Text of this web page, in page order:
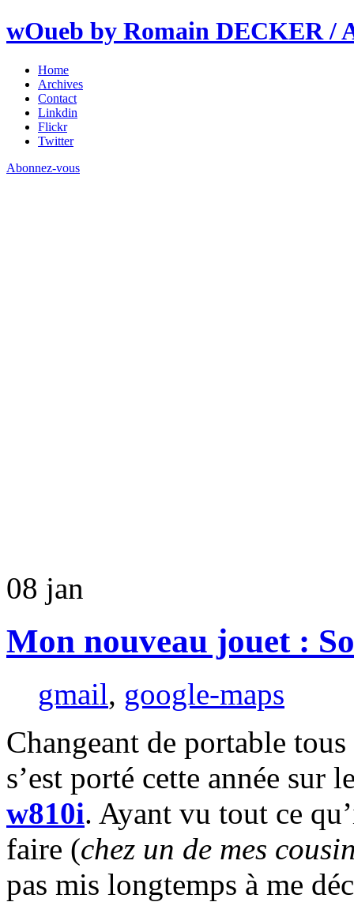
wOueb by Romain DECKER /
Home
Archives
Contact
Linkdin
Flickr
Twitter
Abonnez-vous
08 jan
Mon nouveau jouet :
gmail, google-maps
Changeant de portable
s’est porté cette année sur
w810i. Ayant vu tout ce
faire (chez un de mes
pas mis longtemps à me